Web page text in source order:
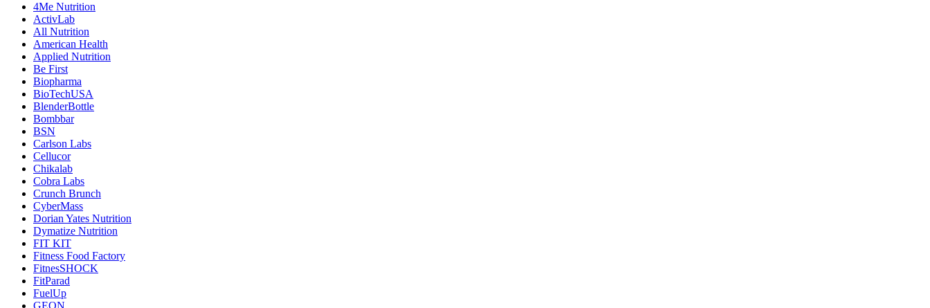
4Me Nutrition
ActivLab
All Nutrition
American Health
Applied Nutrition
Be First
Biopharma
BioTechUSA
BlenderBottle
Bombbar
BSN
Carlson Labs
Cellucor
Chikalab
Cobra Labs
Crunch Brunch
CyberMass
Dorian Yates Nutrition
Dymatize Nutrition
FIT KIT
Fitness Food Factory
FitnesSHOCK
FitParad
FuelUp
GEON